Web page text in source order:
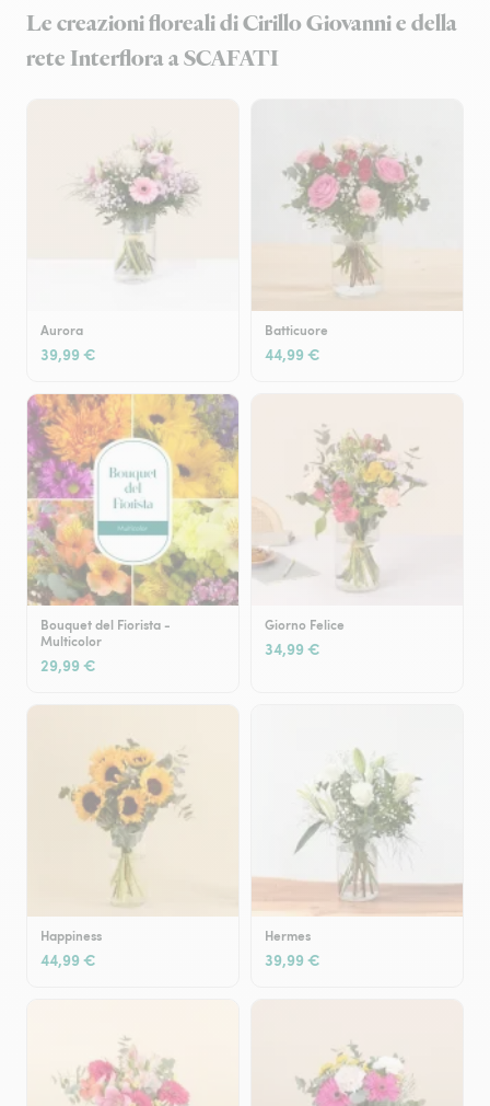
Le creazioni floreali di Cirillo Giovanni e della
rete Interflora a SCAFATI
Aurora
39,99 €
Batticuore
44,99 €
Bouquet del Fiorista -
Multicolor
29,99 €
Giorno Felice
34,99 €
Happiness
44,99 €
Hermes
39,99 €